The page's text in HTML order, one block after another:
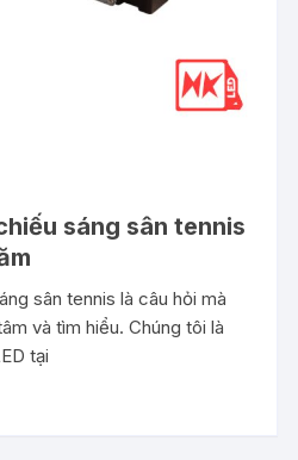
sáng sân tennis
sân tennis là câu hỏi mà
và tìm hiểu. Chúng tôi là
tại